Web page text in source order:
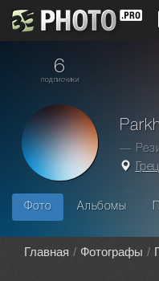
6
подписчики
—
Фото Альбомы
Главная Фотографы